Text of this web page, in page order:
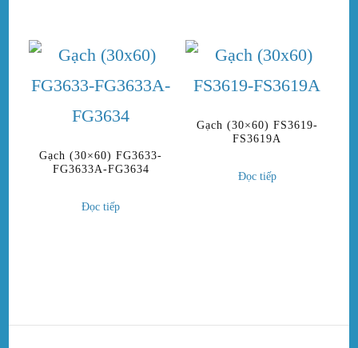
Gạch (30×60) FG3633-
FG3633A-FG3634
Đọc tiếp
Gạch (30×60) FS3619-
FS3619A
Đọc tiếp